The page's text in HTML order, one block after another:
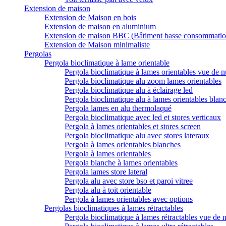
Extension de maison
Extension de Maison en bois
Extension de maison en aluminium
Extension de maison BBC (Bâtiment basse
Extension de Maison minimaliste
Pergolas
Pergola bioclimatique à lame orientable
Pergola bioclimatique à lames orientables vue de
Pergola bioclimatique alu zoom lames orientables
Pergola bioclimatique alu à éclairage led
Pergola bioclimatique alu à lames orientables
Pergola lames en alu thermolaqué
Pergola bioclimatique avec led et stores verticaux
Pergola à lames orientables et stores screen
Pergola bioclimatique alu avec stores lateraux
Pergola à lames orientables blanches
Pergola à lames orientables
Pergola blanche à lames orientables
Pergola lames store lateral
Pergola alu avec store bso et paroi vitree
Pergola alu à toit orientable
Pergola à lames orientables avec options
Pergolas bioclimatiques à lames rétractables
Pergola bioclimatique à lames rétractables vue de